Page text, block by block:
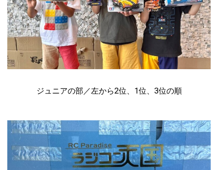
ジュニアの部／左から2位、1位、3位の順